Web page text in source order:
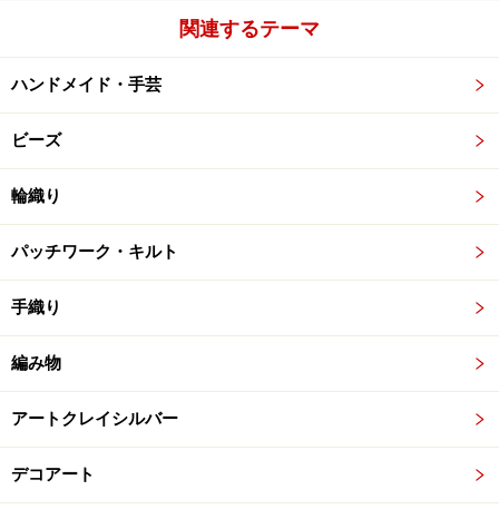
関連するテーマ
ハンドメイド・手芸
ビーズ
輪織り
パッチワーク・キルト
手織り
編み物
アートクレイシルバー
デコアート